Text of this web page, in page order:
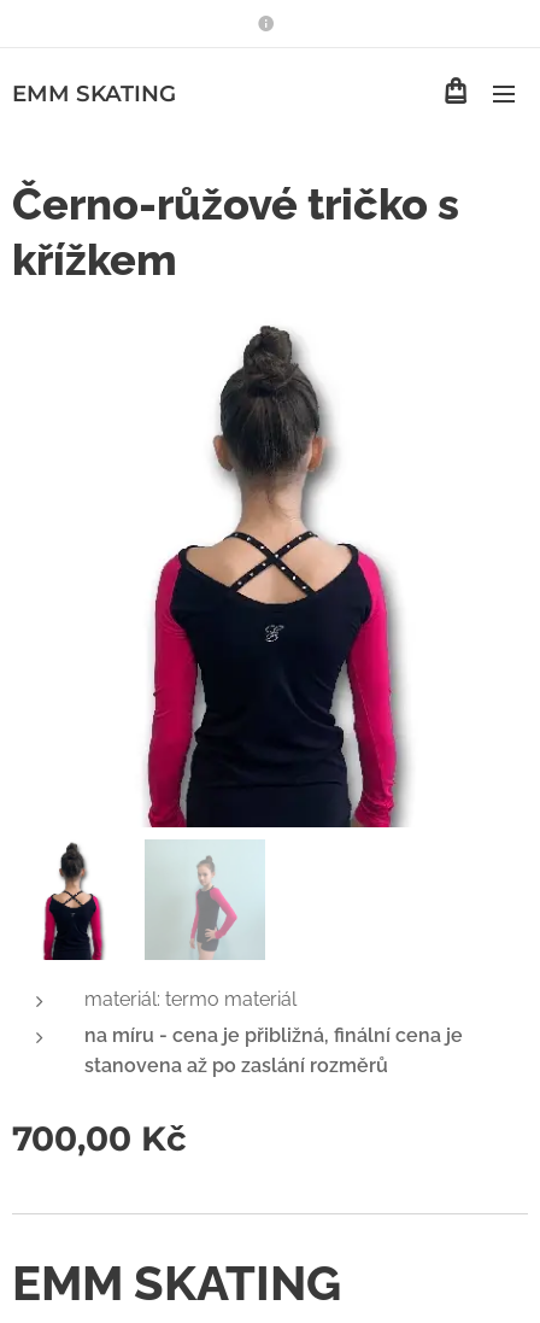
EMM SKATING
Černo-růžové tričko s
křížkem
materiál: termo materiál
na míru - cena je přibližná, finální cena je
stanovena až po zaslání rozměrů
700,00 Kč
EMM SKATING